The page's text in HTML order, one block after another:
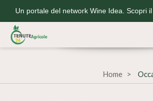
Un portale del network Wine Idea. Scopri
Home